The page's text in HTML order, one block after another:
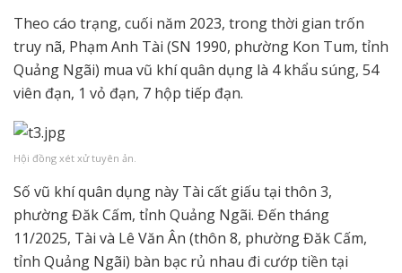
Theo cáo trạng, cuối năm 2023, trong thời gian trốn
truy nã, Phạm Anh Tài (SN 1990, phường Kon Tum, tỉnh
Quảng Ngãi) mua vũ khí quân dụng là 4 khẩu súng, 54
viên đạn, 1 vỏ đạn, 7 hộp tiếp đạn.
Hội đồng xét xử tuyên ản.
Số vũ khí quân dụng này Tài cất giấu tại thôn 3,
phường Đăk Cấm, tỉnh Quảng Ngãi. Đến tháng
11/2025, Tài và Lê Văn Ân (thôn 8, phường Đăk Cấm,
tỉnh Quảng Ngãi) bàn bạc rủ nhau đi cướp tiền tại